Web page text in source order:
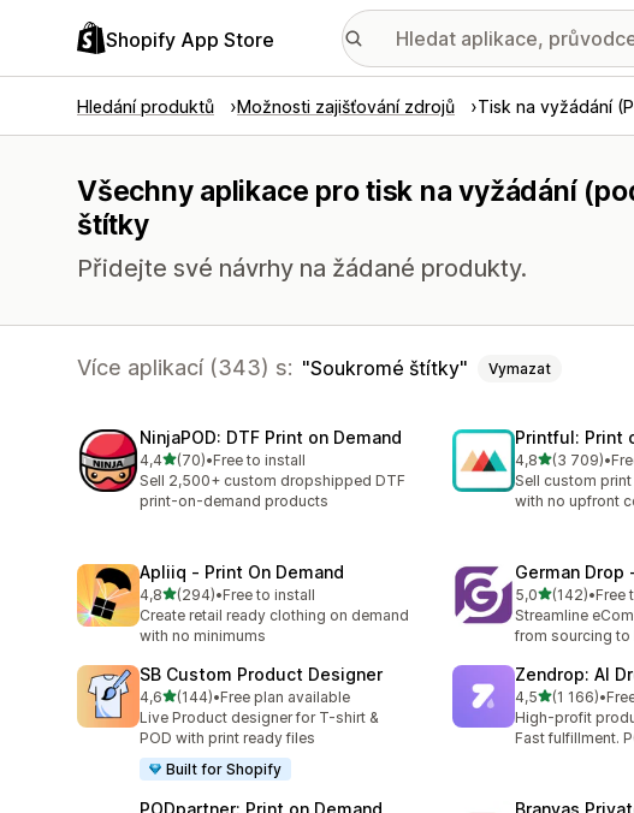
Shopify App Store
Hledání produktů Možnosti zajišťování zdrojů Tisk na vyžádání
Všechny aplikace pro tisk na vyžádání
štítky
Přidejte své návrhy na žádané produkty.
Více aplikací (343) s: Soukromé štítky Vymazat
NinjaPOD: DTF Print on Demand
4,4z 5 hvězd
(70)
Celkový počet recenzí: 70
•Free to install
Sell 2,500+ custom dropshipped DTF
print-on-demand products
Printful: Print
4,8z 5 hvězd
(3 709)
Celkový počet
•
Sell custom
with no upfront
Apliiq ‑ Print On Demand
4,8z 5 hvězd
(294)
Celkový počet recenzí: 294
•Free to install
Create retail ready clothing on demand
with no minimums
German Drop
5,0z 5 hvězd
(142)
Celkový počet
•Free
Streamline
from sourcing
SB Custom Product Designer
4,6z 5 hvězd
(144)
Celkový počet recenzí: 144
•Free plan available
Live Product designer for T-shirt &
POD with print ready files
Built for Shopify
Zendrop: AI
4,5z 5 hvězd
(1 166)
Celkový počet
•
High-profit
Fast fulfillment.
PODpartner: Print on Demand Branvas